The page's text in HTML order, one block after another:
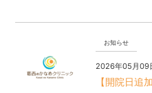
お知らせ
2026年05月09
【開院日追